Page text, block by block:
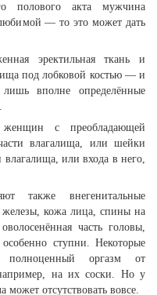
полового акта мужчина
— то это может дать
эректильная ткань и
под лобковой костью — и
вполне определённые
с преобладающей
влагалища, или шейки
или входа в него,
также внегенитальные
железы, кожа лица, спины на
часть головы,
ступни. Некоторые
оргазм от
на их соски. Но у
может отсутствовать вовсе.